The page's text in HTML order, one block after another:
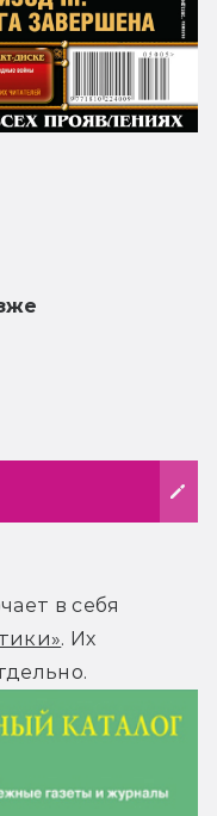
в себя
. Их